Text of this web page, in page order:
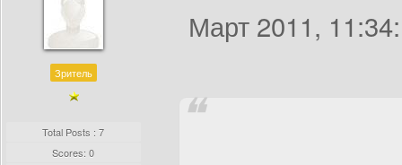
Зритель
Total Posts : 7
Scores: 0
Март 2011,